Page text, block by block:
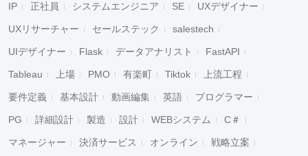
IP 正社員 システムエンジニア SE UXデザイナー
UXリサーチャー セールステック salestech
UIデザイナー Flask データアナリスト FastAPI
Tableau 上場 PMO 有楽町 Tiktok 上流工程
要件定義 基本設計 動画編集 英語 プログラマー
PG 詳細設計 製造 設計 WEBシステム C＃
マネージャー 決済サービス オンライン 戦略立案